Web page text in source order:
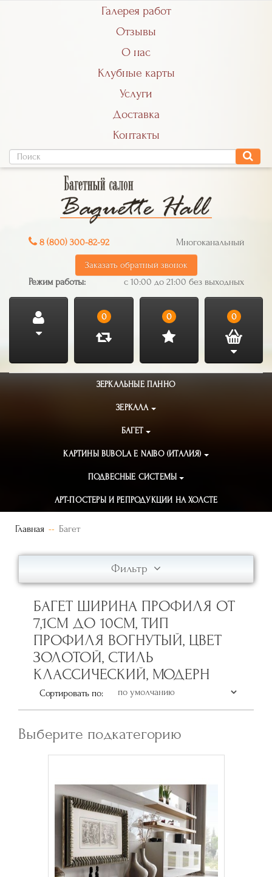
Галерея работ
Отзывы
О нас
Клубные карты
Услуги
Доставка
Контакты
8 (800) 300-82-92 Многоканальный
Заказать обратный звонок
Режим работы: с 10:00 до 21:00 без выходных
0 0 0
ЗЕРКАЛЬНЫЕ ПАННО
ЗЕРКАЛА
БАГЕТ
КАРТИНЫ BUBOLA E NAIBO (ИТАЛИЯ)
ПОДВЕСНЫЕ СИСТЕМЫ
АРТ-ПОСТЕРЫ И РЕПРОДУКЦИИ НА ХОЛСТЕ
Главная Багет
Фильтр
БАГЕТ ШИРИНА ПРОФИЛЯ ОТ
7,1СМ ДО 10СМ, ТИП
ПРОФИЛЯ ВОГНУТЫЙ, ЦВЕТ
ЗОЛОТОЙ, СТИЛЬ
КЛАССИЧЕСКИЙ, МОДЕРН
Сортировать по:
Выберите подкатегорию